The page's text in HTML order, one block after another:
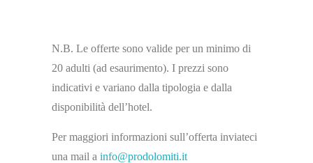
N.B. Le offerte sono valide per un minimo di
20 adulti (ad esaurimento). I prezzi sono
indicativi e variano dalla tipologia e dalla
disponibilità dell’hotel.
Per maggiori informazioni sull’offerta inviateci
una mail a info@prodolomiti.it